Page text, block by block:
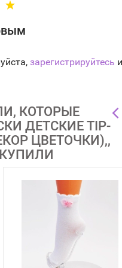
зарегистрируйтесь
КОТОРЫЕ
ДЕТСКИЕ TIP-
ЦВЕТОЧКИ),,